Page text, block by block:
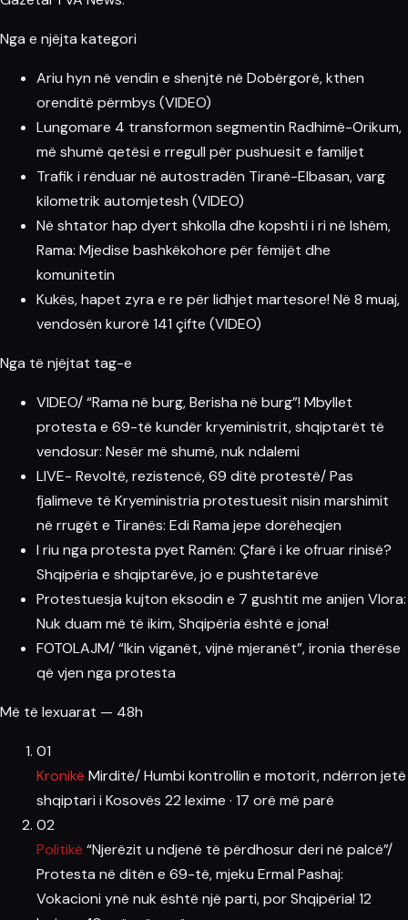
Nga e njëjta kategori
Ariu hyn në vendin e shenjtë në Dobërgorë, kthen
orenditë përmbys (VIDEO)
Lungomare 4 transformon segmentin Radhimë-Orikum,
më shumë qetësi e rregull për pushuesit e familjet
Trafik i rënduar në autostradën Tiranë-Elbasan, varg
kilometrik automjetesh (VIDEO)
Në shtator hap dyert shkolla dhe kopshti i ri në Ishëm,
Rama: Mjedise bashkëkohore për fëmijët dhe
komunitetin
Kukës, hapet zyra e re për lidhjet martesore! Në 8 muaj,
vendosën kurorë 141 çifte (VIDEO)
Nga të njëjtat tag-e
VIDEO/ “Rama në burg, Berisha në burg”! Mbyllet
protesta e 69-të kundër kryeministrit, shqiptarët të
vendosur: Nesër më shumë, nuk ndalemi
LIVE- Revoltë, rezistencë, 69 ditë protestë/ Pas
fjalimeve të Kryeministria protestuesit nisin marshimit
në rrugët e Tiranës: Edi Rama jepe dorëheqjen
I riu nga protesta pyet Ramën: Çfarë i ke ofruar rinisë?
Shqipëria e shqiptarëve, jo e pushtetarëve
Protestuesja kujton eksodin e 7 gushtit me anijen Vlora:
Nuk duam më të ikim, Shqipëria është e jona!
FOTOLAJM/ “Ikin viganët, vijnë mjeranët”, ironia therëse
që vjen nga protesta
Më të lexuarat — 48h
01
Kronikë Mirditë/ Humbi kontrollin e motorit, ndërron jetë
shqiptari i Kosovës 22 lexime · 17 orë më parë
02
Politikë “Njerëzit u ndjenë të përdhosur deri në palcë”/
Protesta në ditën e 69-të, mjeku Ermal Pashaj:
Vokacioni ynë nuk është një parti, por Shqipëria! 12